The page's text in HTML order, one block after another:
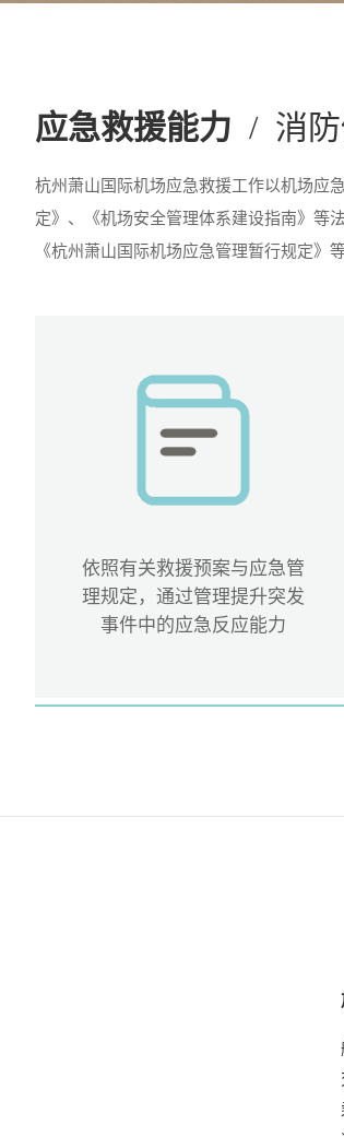
应急救援能力 / 消
杭州萧山国际机场应急救援工作以机场应
定》、《机场安全管理体系建设指南》等
《杭州萧山国际机场应急管理暂行规定》
依照有关救援预案与应急管
理规定，通过管理提升突发
事件中的应急反应能力